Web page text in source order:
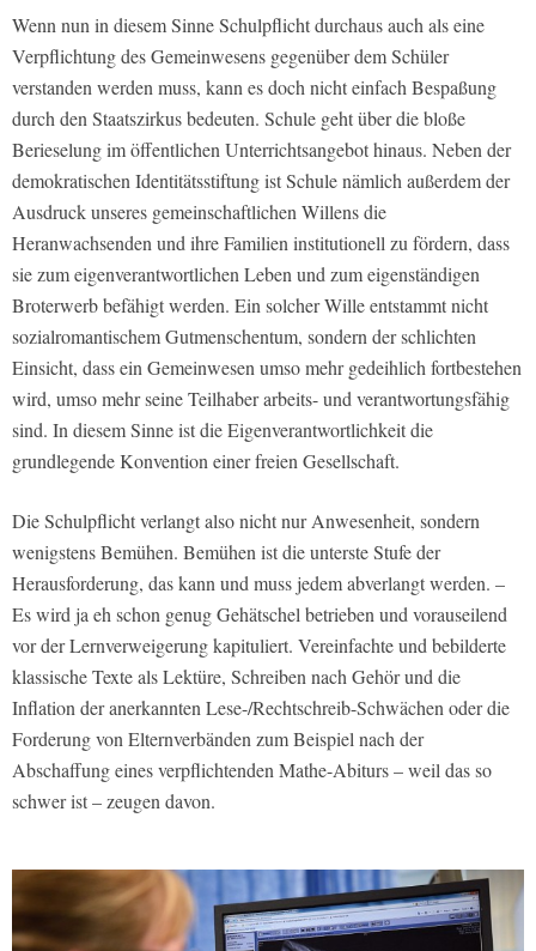
Wenn nun in diesem Sinne Schulpflicht durchaus auch als eine
Verpflichtung des Gemeinwesens gegenüber dem Schüler
verstanden werden muss, kann es doch nicht einfach Bespaßung
durch den Staatszirkus bedeuten. Schule geht über die bloße
Berieselung im öffentlichen Unterrichtsangebot hinaus. Neben der
demokratischen Identitätsstiftung ist Schule nämlich außerdem der
Ausdruck unseres gemeinschaftlichen Willens die
Heranwachsenden und ihre Familien institutionell zu fördern, dass
sie zum eigenverantwortlichen Leben und zum eigenständigen
Broterwerb befähigt werden. Ein solcher Wille entstammt nicht
sozialromantischem Gutmenschentum, sondern der schlichten
Einsicht, dass ein Gemeinwesen umso mehr gedeihlich fortbestehen
wird, umso mehr seine Teilhaber arbeits- und verantwortungsfähig
sind. In diesem Sinne ist die Eigenverantwortlichkeit die
grundlegende Konvention einer freien Gesellschaft.
Die Schulpflicht verlangt also nicht nur Anwesenheit, sondern
wenigstens Bemühen. Bemühen ist die unterste Stufe der
Herausforderung, das kann und muss jedem abverlangt werden. –
Es wird ja eh schon genug Gehätschel betrieben und vorauseilend
vor der Lernverweigerung kapituliert. Vereinfachte und bebilderte
klassische Texte als Lektüre, Schreiben nach Gehör und die
Inflation der anerkannten Lese-/Rechtschreib-Schwächen oder die
Forderung von Elternverbänden zum Beispiel nach der
Abschaffung eines verpflichtenden Mathe-Abiturs – weil das so
schwer ist – zeugen davon.